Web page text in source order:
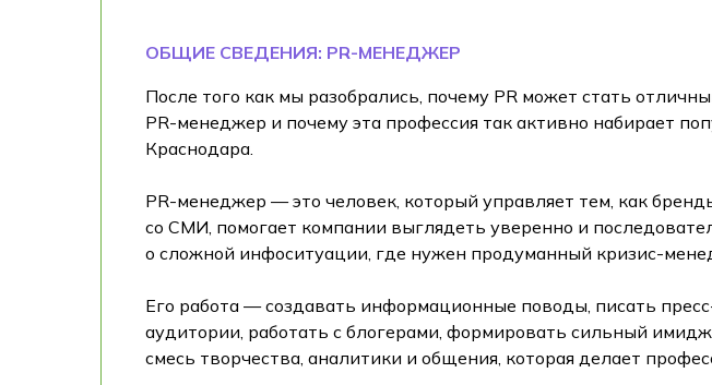
ОБЩИЕ СВЕДЕНИЯ: PR-МЕНЕДЖЕР
После того как мы разобрались, почему PR может стать
PR-менеджер и почему эта профессия так активно набирает
Краснодара.
PR-менеджер — это человек, который управляет тем, как
со СМИ, помогает компании выглядеть уверенно и
о сложной инфоситуации, где нужен продуманный кризис-
Его работа — создавать информационные поводы, писать
аудитории, работать с блогерами, формировать сильный
смесь творчества, аналитики и общения, которая делает